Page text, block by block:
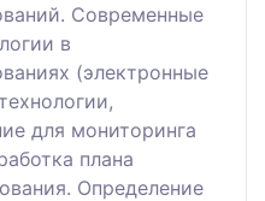
Современные
в
(электронные
для мониторинга
плана
Определение